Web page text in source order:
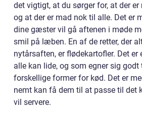
det vigtigt, at du sørger for, at der
og at der er mad nok til alle. Det er
dine gæster vil gå aftenen i møde
smil på læben. En af de retter, der
nytårsaften, er flødekartofler. Det er
alle kan lide, og som egner sig
forskellige former for kød. Det er
nemt kan få dem til at passe til det
vil servere.